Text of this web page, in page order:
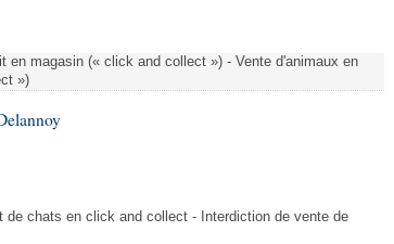
en magasin (« click and collect ») - Vente d'animaux en
»)
chats en click and collect - Interdiction de vente de